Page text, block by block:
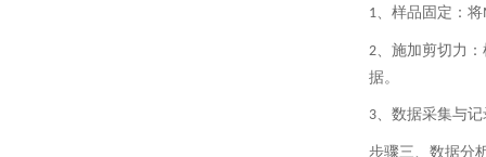
1、 样品固定：将
2、 施加剪切力
据。
3、 数据采集与
步骤三、 数据分